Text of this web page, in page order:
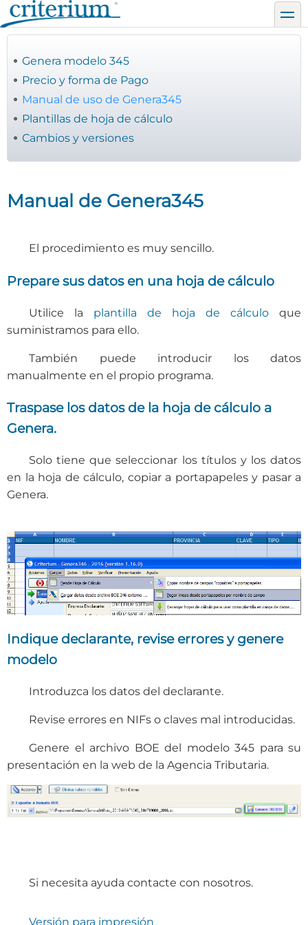
Pasar
al
principal
Genera modelo 345
Precio y forma de Pago
Manual de uso de Genera345
Plantillas de hoja de cálculo
Cambios y versiones
Manual de Genera345
El procedimiento es muy sencillo.
Prepare sus datos en una hoja de cálculo
Utilice la plantilla de hoja de cálculo que
suministramos para ello.
También puede introducir los datos
manualmente en el propio programa.
Traspase los datos de la hoja de cálculo a
Genera.
Solo tiene que seleccionar los títulos y los datos
en la hoja de cálculo, copiar a portapapeles y pasar a
Genera.
Indique declarante, revise errores y genere
modelo
Introduzca los datos del declarante.
Revise errores en NIFs o claves mal introducidas.
Genere el archivo BOE del modelo 345 para su
presentación en la web de la Agencia Tributaria.
Si necesita ayuda contacte con nosotros.
Versión para impresión